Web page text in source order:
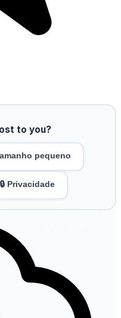
to you?
pequeno
🔒 Privacidade